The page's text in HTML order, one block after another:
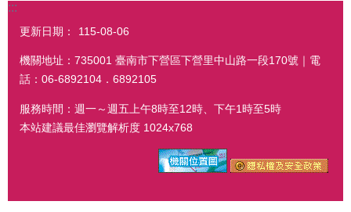
:::
更新日期： 115-08-06
機關地址：735001 臺南市下營區下營里中山路一段170號｜電
話：06-6892104．6892105
服務時間：週一～週五上午8時至12時、下午1時至5時
本站建議最佳瀏覽解析度 1024x768